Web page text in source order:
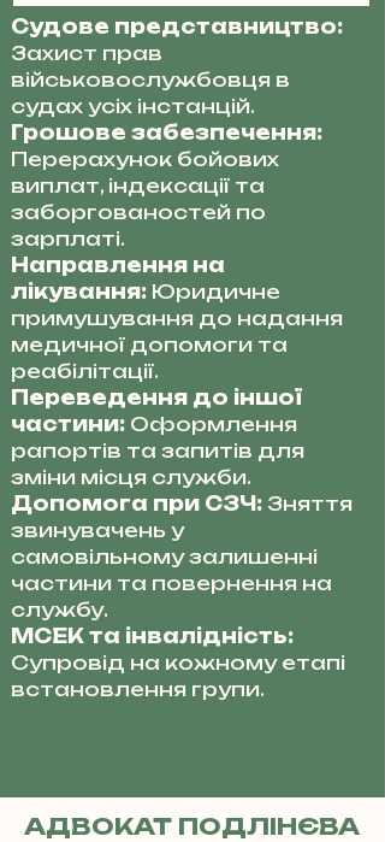
Судове представництво:
Захист прав
військовослужбовця в
судах усіх інстанцій.
Грошове забезпечення:
Перерахунок бойових
виплат, індексації та
заборгованостей по
зарплаті.
Направлення на
лікування: Юридичне
примушування до надання
медичної допомоги та
реабілітації.
Переведення до іншої
частини: Оформлення
рапортів та запитів для
зміни місця служби.
Допомога при СЗЧ: Зняття
звинувачень у
самовільному залишенні
частини та повернення на
службу.
МСЕК та інвалідність:
Супровід на кожному етапі
встановлення групи.
АДВОКАТ ПОДЛІНЄВА